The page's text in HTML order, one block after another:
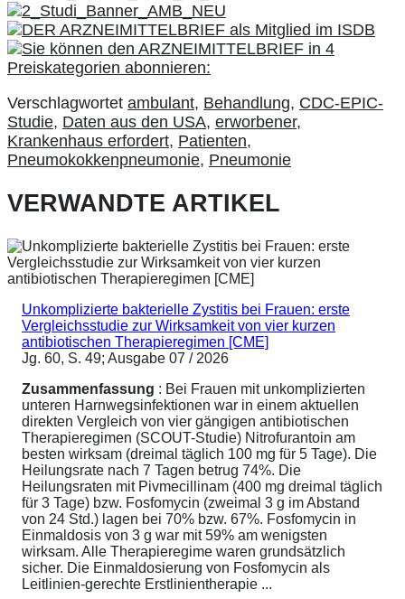
Verschlagwortet ambulant, Behandlung, CDC-EPIC-
Studie, Daten aus den USA, erworbener,
Krankenhaus erfordert, Patienten,
Pneumokokkenpneumonie, Pneumonie
VERWANDTE ARTIKEL
Unkomplizierte bakterielle Zystitis bei Frauen: erste
Vergleichsstudie zur Wirksamkeit von vier kurzen
antibiotischen Therapieregimen [CME]
Jg. 60, S. 49; Ausgabe 07 / 2026
Zusammenfassung : Bei Frauen mit unkomplizierten
unteren Harnwegsinfektionen war in einem aktuellen
direkten Vergleich von vier gängigen antibiotischen
Therapieregimen (SCOUT-Studie) Nitrofurantoin am
besten wirksam (dreimal täglich 100 mg für 5 Tage). Die
Heilungsrate nach 7 Tagen betrug 74%. Die
Heilungsraten mit Pivmecillinam (400 mg dreimal täglich
für 3 Tage) bzw. Fosfomycin (zweimal 3 g im Abstand
von 24 Std.) lagen bei 70% bzw. 67%. Fosfomycin in
Einmaldosis von 3 g war mit 59% am wenigsten
wirksam. Alle Therapieregime waren grundsätzlich
sicher. Die Einmaldosierung von Fosfomycin als
Leitlinien-gerechte Erstlinientherapie ...